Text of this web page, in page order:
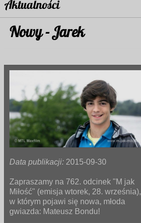
Aktualności
Nowy - Jarek
Data publikacji: 2015-09-30
Zapraszamy na 762. odcinek "M jak
Miłość" (emisja wtorek, 28. września),
w którym pojawi się nowa, młoda
gwiazda: Mateusz Bondu!